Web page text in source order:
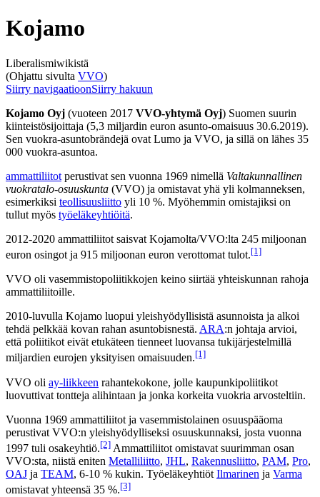
Kojamo
Liberalismiwikistä
(Ohjattu sivulta VVO)
Siirry navigaatioonSiirry hakuun
Kojamo Oyj (vuoteen 2017 VVO-yhtymä Oyj) Suomen suurin
kiinteistösijoittaja (5,3 miljardin euron asunto-omaisuus 30.6.2019).
Sen vuokra-asuntobrändejä ovat Lumo ja VVO, ja sillä on lähes 35
000 vuokra-asuntoa.
ammattiliitot perustivat sen vuonna 1969 nimellä Valtakunnallinen
vuokratalo-osuuskunta (VVO) ja omistavat yhä yli kolmanneksen,
esimerkiksi teollisuusliitto yli 10 %. Myöhemmin omistajiksi on
tullut myös työeläkeyhtiöitä.
2012-2020 ammattiliitot saisvat Kojamolta/VVO:lta 245 miljoonan
euron osingot ja 915 miljoonan euron verottomat tulot.[1]
VVO oli vasemmistopoliitikkojen keino siirtää yhteiskunnan rahoja
ammattiliitoille.
2010-luvulla Kojamo luopui yleishyödyllisistä asunnoista ja alkoi
tehdä pelkkää kovan rahan asuntobisnestä. ARA:n johtaja arvioi,
että poliitikot eivät etukäteen tienneet luovansa tukijärjestelmillä
miljardien eurojen yksityisen omaisuuden.[1]
VVO oli ay-liikkeen rahantekokone, jolle kaupunkipoliitikot
luovuttivat tontteja alihintaan ja jonka korkeita vuokria arvosteltiin.
Vuonna 1969 ammattiliitot ja vasemmistolainen osuuspääoma
perustivat VVO:n yleishyödylliseksi osuuskunnaksi, josta vuonna
1997 tuli osakeyhtiö.[2] Ammattiliitot omistavat suurimman osan
VVO:sta, niistä eniten Metalliliitto, JHL, Rakennusliitto, PAM, Pro,
OAJ ja TEAM, 6-10 % kukin. Työeläkeyhtiöt Ilmarinen ja Varma
omistavat yhteensä 35 %.[3]